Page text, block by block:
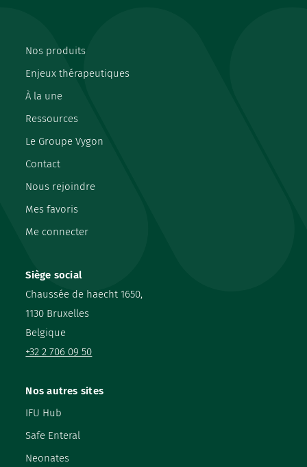
Siège social
Chaussée de haecht 1650,
1130 Bruxelles
Belgique
+32 2 706 09 50
Nos produits
Enjeux thérapeutiques
À la une
Ressources
Le Groupe Vygon
Contact
Nous rejoindre
Mes favoris
Me connecter
Nos autres sites
IFU Hub
Safe Enteral
Neonates